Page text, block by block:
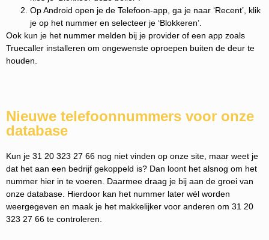
Op Android open je de Telefoon-app, ga je naar ‘Recent’, klik
je op het nummer en selecteer je ‘Blokkeren’.
Ook kun je het nummer melden bij je provider of een app zoals
Truecaller installeren om ongewenste oproepen buiten de deur te
houden.
Nieuwe telefoonnummers voor onze
database
Kun je 31 20 323 27 66 nog niet vinden op onze site, maar weet je
dat het aan een bedrijf gekoppeld is? Dan loont het alsnog om het
nummer hier in te voeren. Daarmee draag je bij aan de groei van
onze database. Hierdoor kan het nummer later wél worden
weergegeven en maak je het makkelijker voor anderen om 31 20
323 27 66 te controleren.